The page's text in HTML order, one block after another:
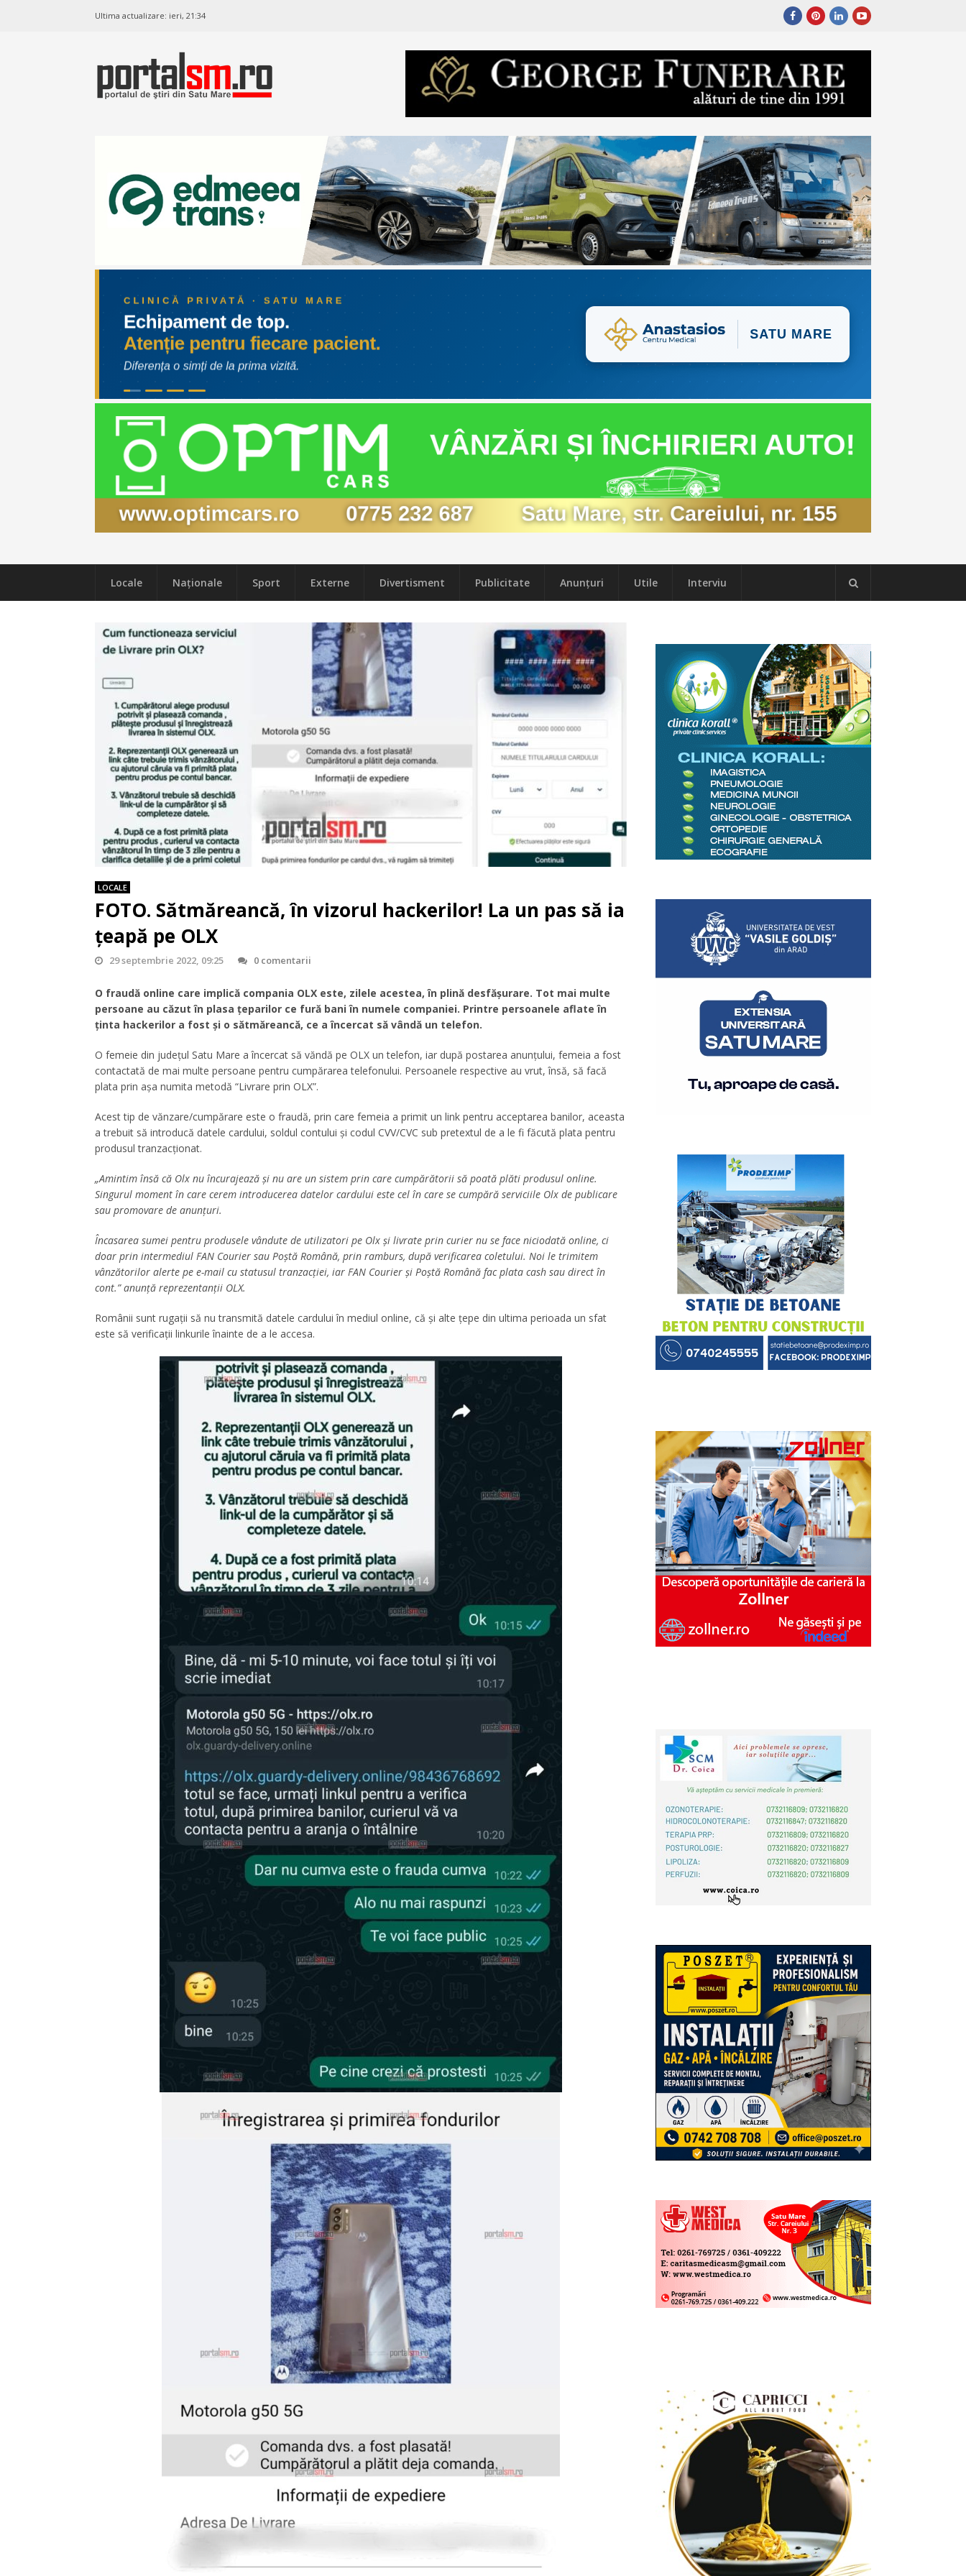
Ultima actualizare: ieri, 21:34
Locale Naţionale Sport Externe Divertisment Publicitate Anunțuri Utile Interviu
LOCALE
FOTO. Sătmăreancă, în vizorul hackerilor! La un pas să ia
țeapă pe OLX
29 septembrie 2022, 09:25 0 comentarii
O fraudă online care implică compania OLX este, zilele acestea, în plină desfășurare. Tot mai multe
persoane au căzut în plasa țeparilor ce fură bani în numele companiei. Printre persoanele aflate în
ținta hackerilor a fost și o sătmăreancă, ce a încercat să vândă un telefon.
O femeie din județul Satu Mare a încercat să văndă pe OLX un telefon, iar după postarea anunțului, femeia a fost
contactată de mai multe persoane pentru cumpărarea telefonului. Persoanele respective au vrut, însă, să facă
plata prin așa numita metodă “Livrare prin OLX”.
Acest tip de vănzare/cumpărare este o fraudă, prin care femeia a primit un link pentru acceptarea banilor, aceasta
a trebuit să introducă datele cardului, soldul contului și codul CVV/CVC sub pretextul de a le fi făcută plata pentru
produsul tranzacționat.
„Amintim însă că Olx nu încurajează și nu are un sistem prin care cumpărătorii să poată plăti produsul online.
Singurul moment în care cerem introducerea datelor cardului este cel în care se cumpără serviciile Olx de publicare
sau promovare de anunțuri.
Încasarea sumei pentru produsele vândute de utilizatori pe Olx și livrate prin curier nu se face niciodată online, ci
doar prin intermediul FAN Courier sau Poștă Română, prin ramburs, după verificarea coletului. Noi le trimitem
vânzătorilor alerte pe e-mail cu statusul tranzacției, iar FAN Courier și Poștă Română fac plata cash sau direct în
cont.” anunță reprezentanții OLX.
Românii sunt rugații să nu transmită datele cardului în mediul online, că și alte țepe din ultima perioada un sfat
este să verificații linkurile înainte de a le accesa.